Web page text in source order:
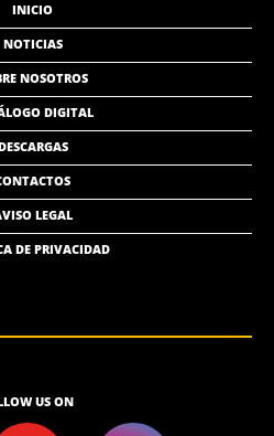
INICIO
NOTICIAS
NOSOTROS
DIGITAL
LEGAL
DE PRIVACIDAD
US ON